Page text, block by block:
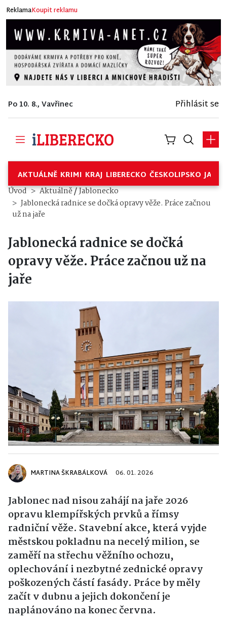
ReklamaKoupit reklamu
Po 10. 8., Vavřinec Přihlásit se
AKTUÁLNĚ KRIMI KRAJ LIBERECKO ČESKOLIPSKO
Úvod Aktuálně/Jablonecko
Jablonecká radnice se dočká opravy věže. Práce začnou
už na jaře
Jablonecká radnice se dočká
opravy věže. Práce začnou už na
jaře
MARTINA ŠKRABÁLKOVÁ 06. 01. 2026
Jablonec nad nisou zahájí na jaře 2026
opravu klempířských prvků a římsy
radniční věže. Stavební akce, která vyjde
městskou pokladnu na necelý milion, se
zaměří na střechu věžního ochozu,
oplechování i nezbytné zednické opravy
poškozených částí fasády. Práce by měly
začít v dubnu a jejich dokončení je
naplánováno na konec června.